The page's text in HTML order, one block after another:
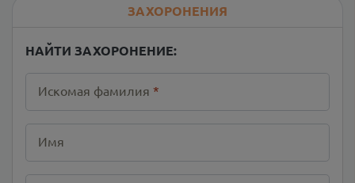
ЗАХОРОНЕНИЯ
НАЙТИ ЗАХОРОНЕНИЕ:
Искомая фамилия *
Имя